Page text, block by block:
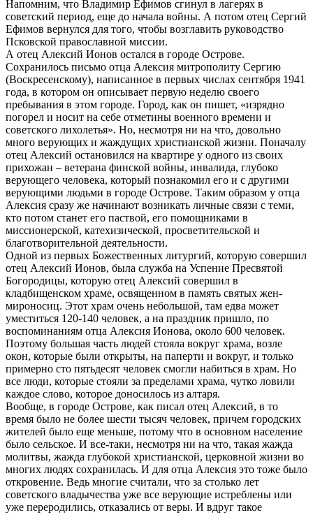
Напомним, что Владимир Ефимов сгинул в лагерях в
советский период, еще до начала войны. А потом отец Сергий
Ефимов вернулся для того, чтобы возглавить руководство
Псковской православной миссии.
А отец Алексий Ионов остался в городе Острове.
Сохранилось письмо отца Алексия митрополиту Сергию
(Воскресенскому), написанное в первых числах сентября 1941
года, в котором он описывает первую неделю своего
пребывания в этом городе. Город, как он пишет, «изрядно
погорел и носит на себе отметины военного времени и
советского лихолетья». Но, несмотря ни на что, довольно
много верующих и жаждущих христианской жизни. Поначалу
отец Алексий остановился на квартире у одного из своих
прихожан – ветерана финской войны, инвалида, глубоко
верующего человека, который познакомил его и с другими
верующими людьми в городе Острове. Таким образом у отца
Алексия сразу же начинают возникать личные связи с теми,
кто потом станет его паствой, его помощниками в
миссионерской, катехизической, просветительской и
благотворительной деятельности.
Одной из первых Божественных литургий, которую совершил
отец Алексий Ионов, была служба на Успение Пресвятой
Богородицы, которую отец Алексий совершил в
кладбищенском храме, освященном в память святых жен-
мироносиц. Этот храм очень небольшой, там едва может
уместиться 120-140 человек, а на праздник пришло, по
воспоминаниям отца Алексия Ионова, около 600 человек.
Поэтому большая часть людей стояла вокруг храма, возле
окон, которые были открыты, на паперти и вокруг, и только
примерно сто пятьдесят человек смогли набиться в храм. Но
все люди, которые стояли за пределами храма, чутко ловили
каждое слово, которое доносилось из алтаря.
Вообще, в городе Острове, как писал отец Алексий, в то
время было не более шести тысяч человек, причем городских
жителей было еще меньше, потому что в основном население
было сельское. И все-таки, несмотря ни на что, такая жажда
молитвы, жажда глубокой христианской, церковной жизни во
многих людях сохранилась. И для отца Алексия это тоже было
откровение. Ведь многие считали, что за столько лет
советского владычества уже все верующие истреблены или
уже переродились, отказались от веры. И вдруг такое